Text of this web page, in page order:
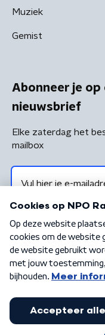
Muziek
Gemist
Abonneer je op
nieuwsbrief
Elke zaterdag het
mailbox
Algemene